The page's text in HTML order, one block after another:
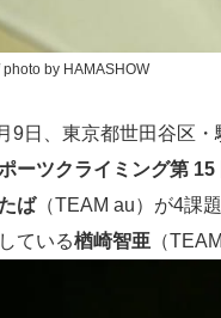
photo by HAMASHOW
9日、東京都世田谷区
ーツクライミング第
ば（TEAM au）が4課
ている楢崎智亜 （